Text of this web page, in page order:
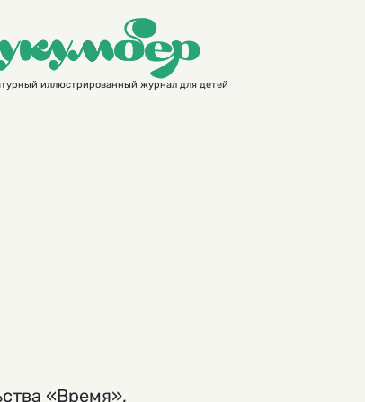
иллюстрированный журнал для детей
«Время»,